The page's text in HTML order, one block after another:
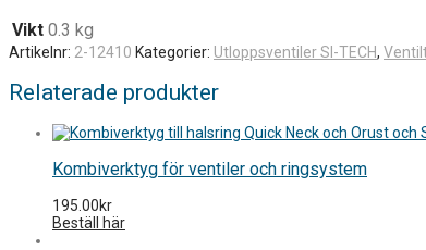
Vikt 0.3 kg
Artikelnr: 2-12410 Kategorier: Utloppsventiler SI-TECH,
Relaterade produkter
Kombiverktyg för ventiler och ringsystem
195.00kr
Beställ här